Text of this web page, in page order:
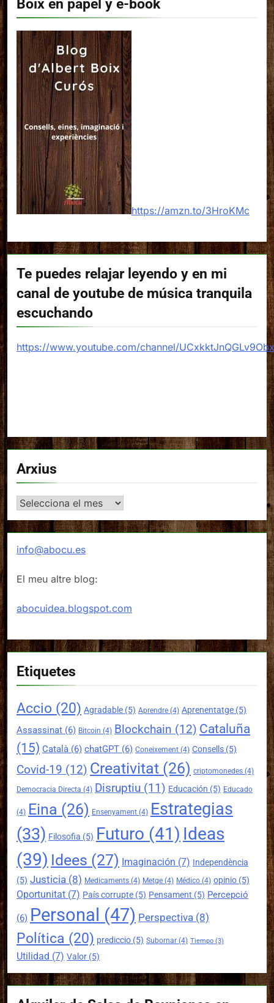
Boix en papel y e-book
https://amzn.to/3HroKMc
Te puedes relajar leyendo y en mi
canal de youtube de música tranquila
escuchando
https://www.youtube.com/channel/
Arxius
Arxius
info@abocu.es
El meu altre blog:
abocuidea.blogspot.com
Etiquetes
Accio (20) Agradable (5) Aprendre (4) Aprenentatge (5)
Assassinat (6) Bitcoin (4) Blockchain (12) Cataluña
(15) Català (6) chatGPT (6) Coneixement (4) Consells (5)
Covid-19 (12) Creativitat (26) criptomonedes (4)
Democracia Directa (4) Disruptiu (11) Educación (5) Educado
(4) Eina (26) Ensenyament (4) Estrategias
(33) Filosofia (5) Futuro (41) Ideas
(39) Idees (27) Imaginación (7) Independència
(5) Justicia (8) Medicaments (4) Metge (4) Médico (4) opinio (5)
Oportunitat (7) País corrupte (5) Pensament (5) Percepció
(6) Personal (47) Perspectiva (8)
Política (20) prediccio (5) Subornar (4) Tiempo (3)
Utilidad (7) Valor (5)